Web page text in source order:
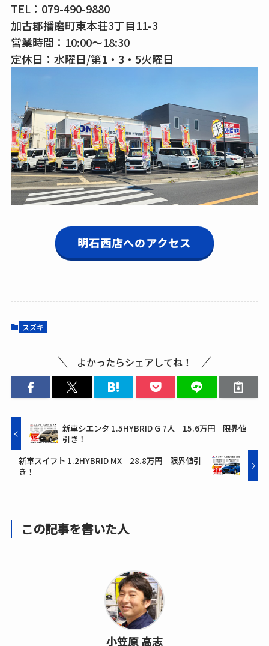
TEL： 079-490-9880
加古郡播磨町東本荘3丁目11-3
営業時間：10:00～18:30
定休日：水曜日/第1・3・5火曜日
明石西店へのアクセス
スズキ
よかったらシェアしてね！
新車シエンタ 1.5HYBRID G 7人 15.6万円 限界値
引き！
新車スイフト 1.2HYBRID MX 28.8万円 限界値引
き！
この記事を書いた人
小笠原 高志